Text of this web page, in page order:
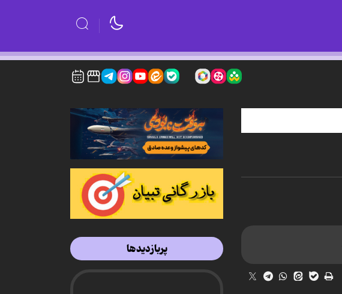
پربازدیدها